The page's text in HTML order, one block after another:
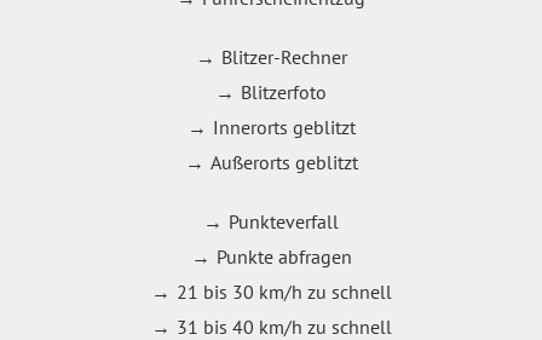
Blitzer-Rechner
Blitzerfoto
Innerorts geblitzt
Außerorts geblitzt
Punkteverfall
Punkte abfragen
21 bis 30 km/h zu schnell
31 bis 40 km/h zu schnell